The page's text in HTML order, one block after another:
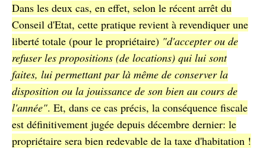
Dans les deux cas, en effet, selon le récent arrêt du
Conseil d'Etat, cette pratique revient à revendiquer une
liberté totale (pour le propriétaire) "d'accepter ou de
refuser les propositions (de locations) qui lui sont
faites, lui permettant par là même de conserver la
disposition ou la jouissance de son bien au cours de
l'année". Et, dans ce cas précis, la conséquence fiscale
est définitivement jugée depuis décembre dernier: le
propriétaire sera bien redevable de la taxe d'habitation !